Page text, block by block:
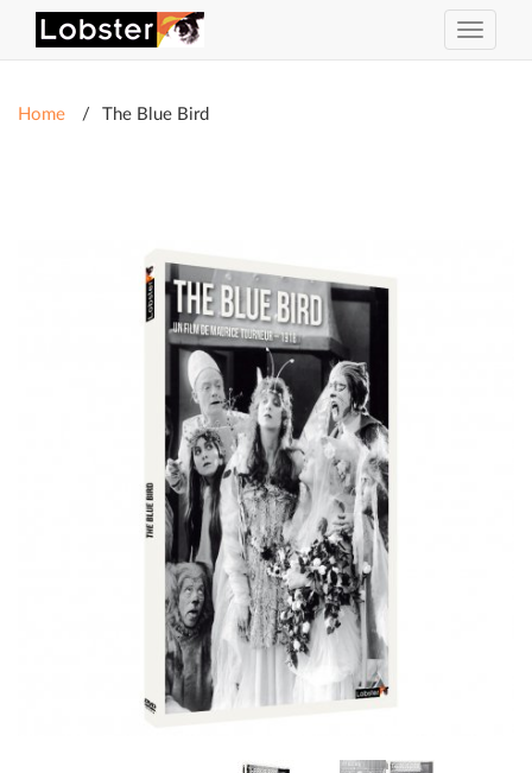
Toggle
Home The Blue Bird